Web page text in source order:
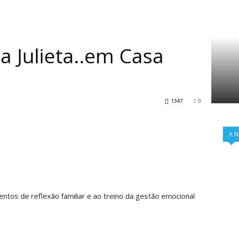
Julieta..em Casa
0
1347
de reflexão familiar e ao treino da gestão emocional
A